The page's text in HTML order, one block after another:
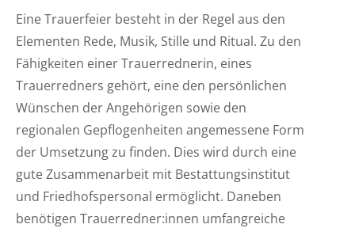
Eine Trauerfeier besteht in der Regel aus den
Elementen Rede, Musik, Stille und Ritual. Zu den
Fähigkeiten einer Trauerrednerin, eines
Trauerredners gehört, eine den persönlichen
Wünschen der Angehörigen sowie den
regionalen Gepflogenheiten angemessene Form
der Umsetzung zu finden. Dies wird durch eine
gute Zusammenarbeit mit Bestattungsinstitut
und Friedhofspersonal ermöglicht. Daneben
benötigen Trauerredner:innen umfangreiche